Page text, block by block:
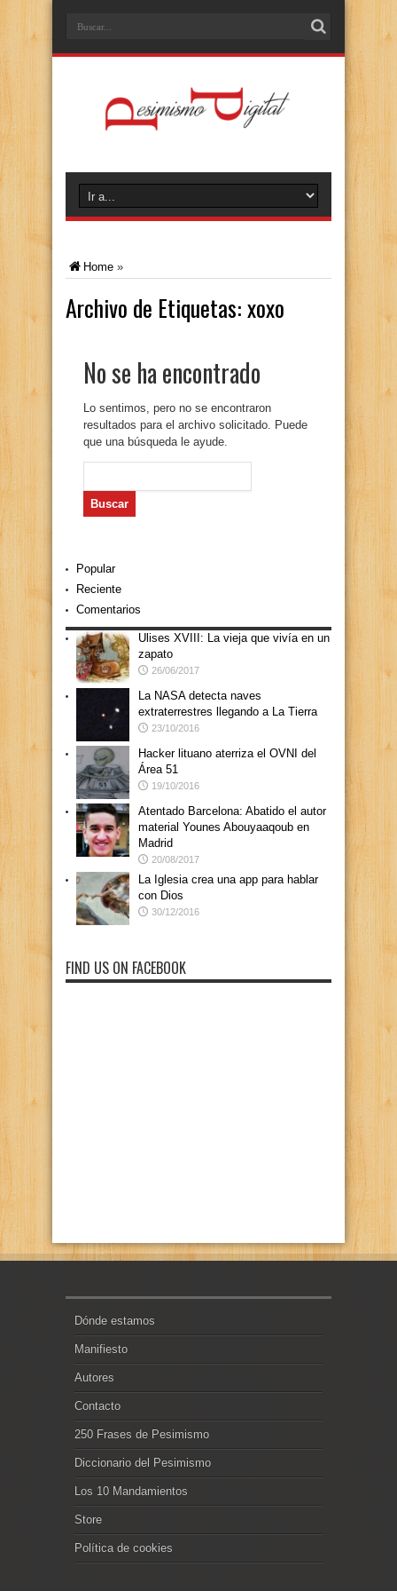
Home »
Archivo de Etiquetas:xoxo
No se ha encontrado
Lo sentimos, pero no se encontraron
resultados para el archivo solicitado. Puede
que una búsqueda le ayude.
Popular
Reciente
Comentarios
Ulises XVIII: La vieja que vivía en un
zapato
26/06/2017
La NASA detecta naves
extraterrestres llegando a La Tierra
23/10/2016
Hacker lituano aterriza el OVNI del
Área 51
19/10/2016
Atentado Barcelona: Abatido el autor
material Younes Abouyaaqoub en
Madrid
20/08/2017
La Iglesia crea una app para hablar
con Dios
30/12/2016
FIND US ON FACEBOOK
Dónde estamos
Manifiesto
Autores
Contacto
250 Frases de Pesimismo
Diccionario del Pesimismo
Los 10 Mandamientos
Store
Política de cookies